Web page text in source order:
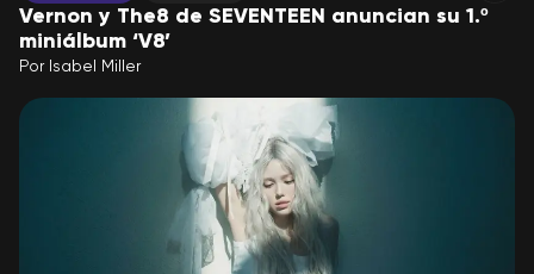
Vernon y The8 de SEVENTEEN anuncian su 1.º
miniálbum ‘V8’
Por Isabel Miller